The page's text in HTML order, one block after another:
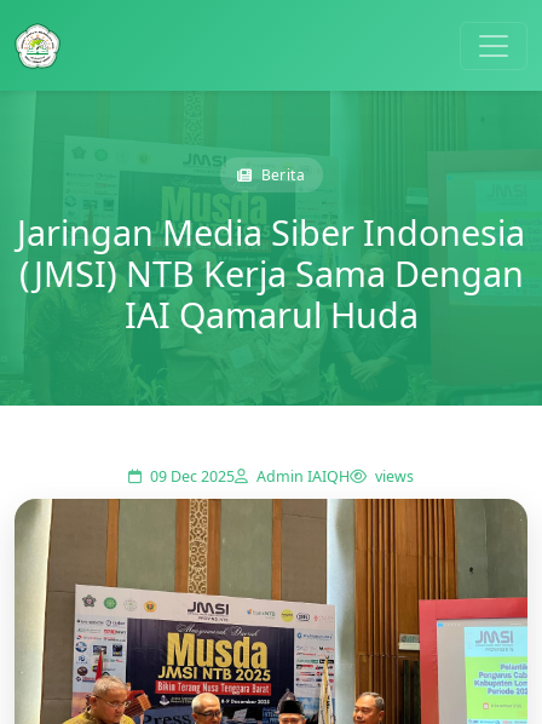
Berita
Jaringan Media Siber Indonesia
(JMSI) NTB Kerja Sama Dengan
IAI Qamarul Huda
09 Dec 2025 Admin IAIQH views